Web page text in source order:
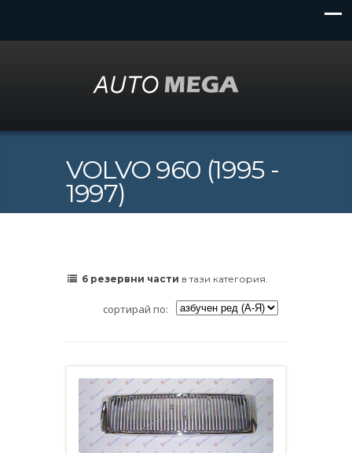
VOLVO 960 (1995 -
1997)
6 резервни части в тази категория.
сортирай по: